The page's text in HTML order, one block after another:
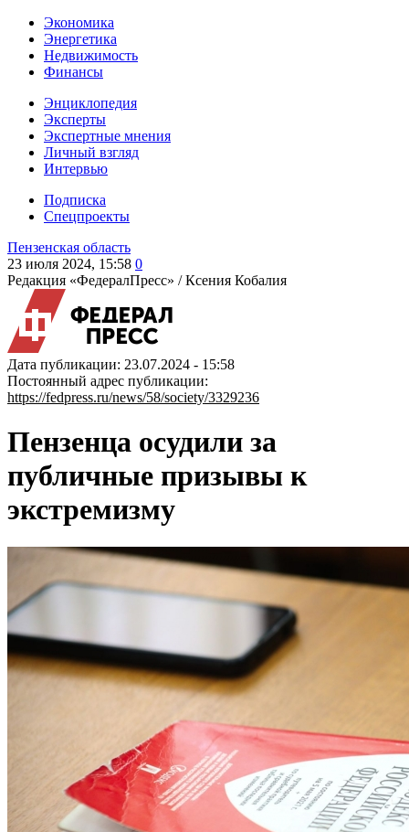
Экономика
Энергетика
Недвижимость
Финансы
Энциклопедия
Эксперты
Экспертные мнения
Личный взгляд
Интервью
Подписка
Спецпроекты
Пензенская область
23 июля 2024, 15:58 0
Редакция «ФедералПресс» /Ксения Кобалия
Дата публикации: 23.07.2024 - 15:58
Постоянный адрес публикации:
https://fedpress.ru/news/58/society/3329236
Пензенца осудили за
публичные призывы к
экстремизму